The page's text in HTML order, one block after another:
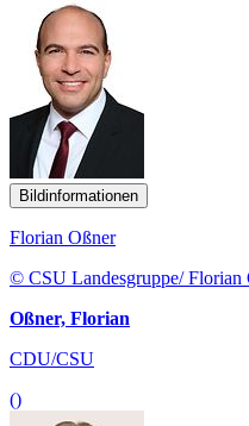
Bildinformationen
Florian Oßner
© CSU Landesgruppe/ Florian
Oßner, Florian
CDU/CSU
()